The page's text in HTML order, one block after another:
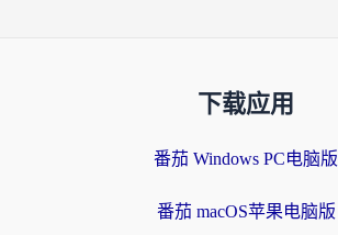
下载应用
番茄 Windows PC电脑版
番茄 macOS苹果电脑版